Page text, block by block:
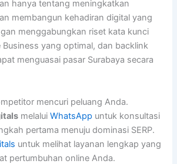
hanya tentang meningkatkan
membangun kehadiran digital yang
menggabungkan riset kata kunci
Business yang optimal, dan backlink
menguasai pasar Surabaya secara
mencuri peluang Anda.
melaluiWhatsApp untuk konsultasi
pertama menuju dominasi SERP.
untuk melihat layanan lengkap yang
pertumbuhan online Anda.